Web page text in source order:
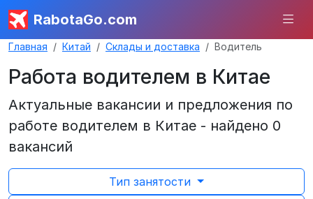
RabotaGo.com
Главная Китай Склады и доставка Водитель
Работа водителем в Китае
Актуальные вакансии и предложения по
работе водителем в Китае - найдено 0
вакансий
Тип занятости